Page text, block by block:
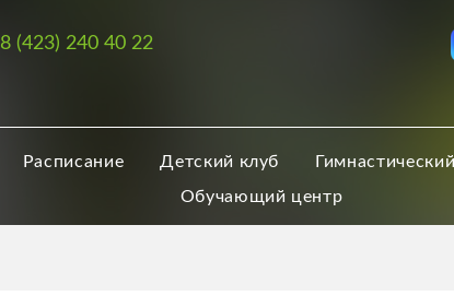
8 (423) 240 40 22
Расписание Детский клуб
Обучающий центр